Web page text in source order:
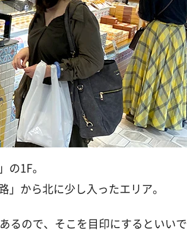
」の1F。
から北に少し入ったエリア。
るので、そこを目印にするといいで